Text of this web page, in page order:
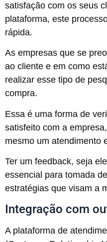
satisfação com os seus
plataforma, este
rápida.
As empresas que se
ao cliente e em como
realizar esse tipo de
compra.
Essa é uma forma de
satisfeito com a
mesmo um atendimento
Ter um feedback, seja
essencial para tomada
estratégias que visam a
Integração com
A plataforma de